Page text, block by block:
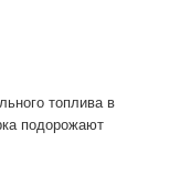
топлива в
подорожают